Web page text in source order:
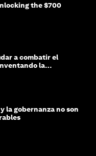
the $700
a combatir el
la
la gobernanza no son